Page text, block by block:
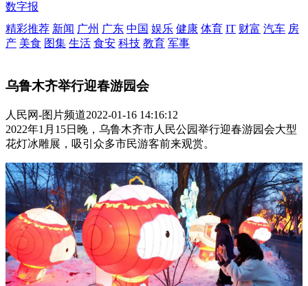
数字报
精彩推荐 新闻 广州 广东 中国 娱乐 健康 体育 IT 财富 汽车 房
产 美食 图集 生活 食安 科技 教育 军事
乌鲁木齐举行迎春游园会
人民网-图片频道2022-01-16 14:16:12
2022年1月15日晚，乌鲁木齐市人民公园举行迎春游园会大型
花灯冰雕展，吸引众多市民游客前来观赏。